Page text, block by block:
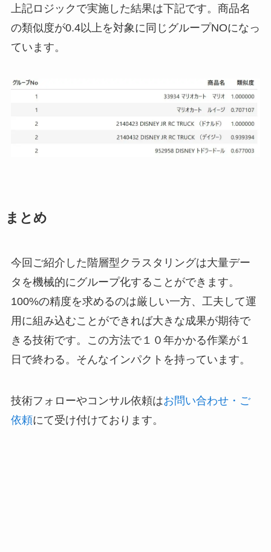
上記ロジックで実施した結果は下記です。商品名
の類似度が0.4以上を対象に同じグループNOになっ
ています。
まとめ
今回ご紹介した階層型クラスタリングは大量デー
タを機械的にグループ化することができます。
100%の精度を求めるのは厳しい一方、工夫して運
用に組み込むことができれば大きな成果が期待で
きる技術です。この方法で１０年かかる作業が１
日で終わる。そんなインパクトを持っています。
技術フォローやコンサル依頼はお問い合わせ・ご
依頼にて受け付けております。